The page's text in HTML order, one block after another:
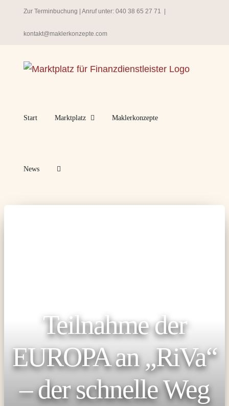
springen
Zur Terminbuchung | Anruf unter: 040 38 65 27 71
kontakt@maklerkonzepte.com
Start Marktplatz Maklerkonzepte
News
Teilnahme der
EUROPA an „RiVa“
– der schnelle Weg